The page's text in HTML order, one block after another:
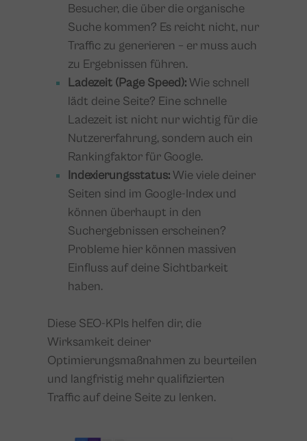
Besucher, die über die organische
Suche kommen? Es reicht nicht, nur
Traffic zu generieren – er muss auch
zu Ergebnissen führen.
Ladezeit (Page Speed):Wie schnell
lädt deine Seite? Eine schnelle
Ladezeit ist nicht nur wichtig für die
Nutzererfahrung, sondern auch ein
Rankingfaktor für Google.
Indexierungsstatus:Wie viele deiner
Seiten sind im Google-Index und
können überhaupt in den
Suchergebnissen erscheinen?
Probleme hier können massiven
Einfluss auf deine Sichtbarkeit
haben.
Diese SEO-KPIs helfen dir, die
Wirksamkeit deiner
Optimierungsmaßnahmen zu beurteilen
und langfristig mehr qualifizierten
Traffic auf deine Seite zu lenken.